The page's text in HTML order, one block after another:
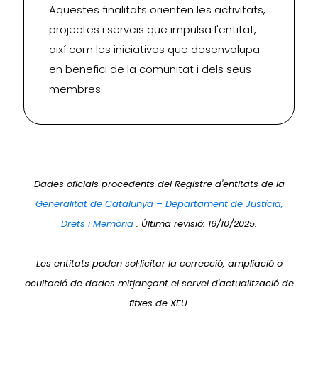
Aquestes finalitats orienten les activitats,
projectes i serveis que impulsa l'entitat,
així com les iniciatives que desenvolupa
en benefici de la comunitat i dels seus
membres.
Dades oficials procedents del Registre d'entitats de la
Generalitat de Catalunya – Departament de Justícia,
Drets i Memòria . Última revisió: 16/10/2025.
Les entitats poden sol·licitar la correcció, ampliació o
ocultació de dades mitjançant el servei d'actualització de
fitxes de XEU.